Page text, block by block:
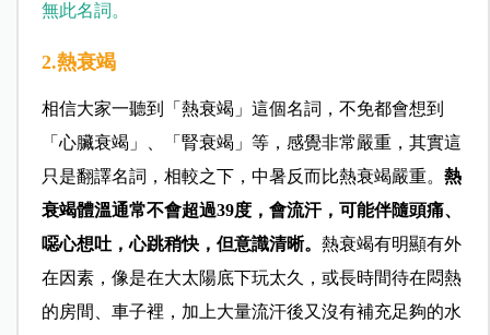
無此名詞。
2.熱衰竭
相信大家一聽到「熱衰竭」這個名詞，不免都會想到
「心臟衰竭」、「腎衰竭」等，感覺非常嚴重，其實這
只是翻譯名詞，相較之下，中暑反而比熱衰竭嚴重。 熱
衰竭體溫通常不會超過39度，會流汗，可能伴隨頭痛、
噁心想吐，心跳稍快，但意識清晰。 熱衰竭有明顯有外
在因素，像是在大太陽底下玩太久，或長時間待在悶熱
的房間、車子裡，加上大量流汗後又沒有補充足夠的水